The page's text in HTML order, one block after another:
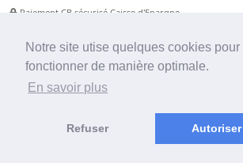
Notre site utise quelques cookies pour
fonctionner de manière optimale.
En savoir plus
Refuser Autoriser
Paiement CB sécurisé Caisse d'Epargne
Paiement Paypal accepté